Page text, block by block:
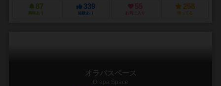
87
興味あり
339
経験あり
55
お気に入り
258
持ってる
オラパスペース
Orapa Space